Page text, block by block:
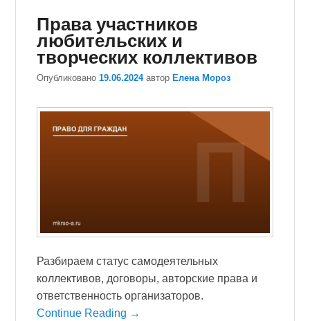
Права участников
любительских и
творческих коллективов
Опубликовано19.06.2024 автор Елена Мороз
Разбираем статус самодеятельных
коллективов, договоры, авторские права и
ответственность организаторов.
Continue Reading →